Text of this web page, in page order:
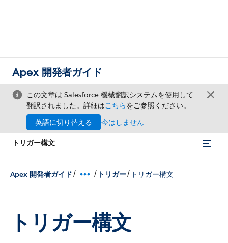
Apex 開発者ガイド
この文章は Salesforce 機械翻訳システムを使用して
翻訳されました。詳細はこちらをご参照ください。
英語に切り替える
今はしません
トリガー構文
Apex 開発者ガイド/ / トリガー/ トリガー構文
トリガー構文